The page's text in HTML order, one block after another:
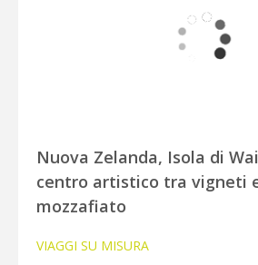
Nuova Zelanda, Isola di
centro artistico tra vigneti
mozzafiato
VIAGGI SU MISURA